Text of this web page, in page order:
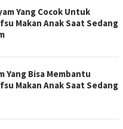
Yang Cocok Untuk
Makan Anak Saat Sedang
Yang Bisa Membantu
Makan Anak Saat Sedang